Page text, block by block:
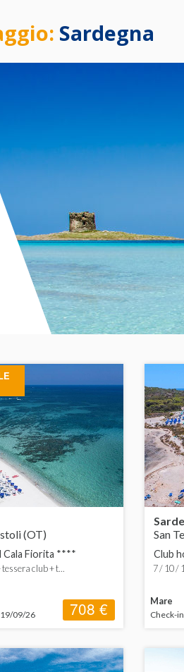
Sardegna
(OT)
Cala Fiorita ****
club + t...
09/26 708 €
San
Club
7 / 10 /
Mare
Check-